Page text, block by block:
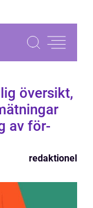
översikt,
av för-
redaktionel